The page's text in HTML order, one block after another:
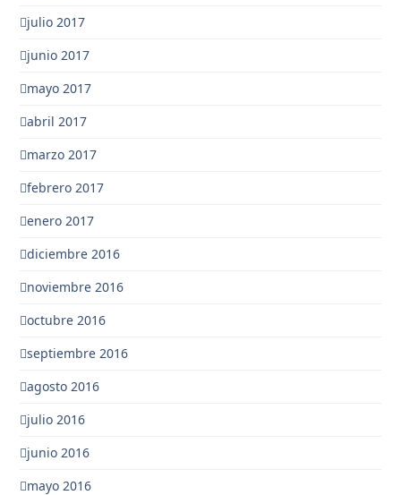
julio 2017
junio 2017
mayo 2017
abril 2017
marzo 2017
febrero 2017
enero 2017
diciembre 2016
noviembre 2016
octubre 2016
septiembre 2016
agosto 2016
julio 2016
junio 2016
mayo 2016